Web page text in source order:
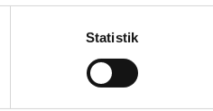
Statistik